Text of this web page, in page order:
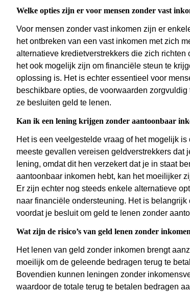
Welke opties zijn er voor mensen zonder vast
Voor mensen zonder vast inkomen zijn er
het ontbreken van een vast inkomen met zich
alternatieve kredietverstrekkers die zich
het ook mogelijk zijn om financiële steun te
oplossing is. Het is echter essentieel voor
beschikbare opties, de voorwaarden
ze besluiten geld te lenen.
Kan ik een lening krijgen zonder aantoonbaar
Het is een veelgestelde vraag of het mogelijk
meeste gevallen vereisen geldverstrekkers dat
lening, omdat dit hen verzekert dat je in staat
aantoonbaar inkomen hebt, kan het moeilijker
Er zijn echter nog steeds enkele alternatieve
naar financiële ondersteuning. Het is
voordat je besluit om geld te lenen zonder
Wat zijn de risico’s van geld lenen zonder
Het lenen van geld zonder inkomen brengt
moeilijk om de geleende bedragen terug te
Bovendien kunnen leningen zonder
waardoor de totale terug te betalen bedragen